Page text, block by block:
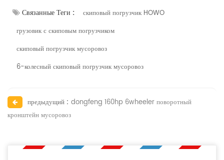
Связанные Теги :
скиповый погрузчик HOWO
грузовик с скиповым погрузчиком
скиповый погрузчик мусоровоз
6-колесный скиповый погрузчик мусоровоз
предыдущий : dongfeng 160hp 6wheeler поворотный
кронштейн мусоровоз